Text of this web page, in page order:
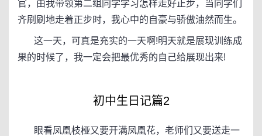
官，由我带领第二组同学学习怎样走好正步，当同学们
齐刷刷地走着正步时，我心中的自豪与骄傲油然而生。
这一天，可真是充实的一天啊!明天就是展现训练成
果的时候了，我一定会把最优秀的自己给展现出来!
初中生日记篇2
眼看凤凰枝桠又要开满凤凰花，老师们又要送走一